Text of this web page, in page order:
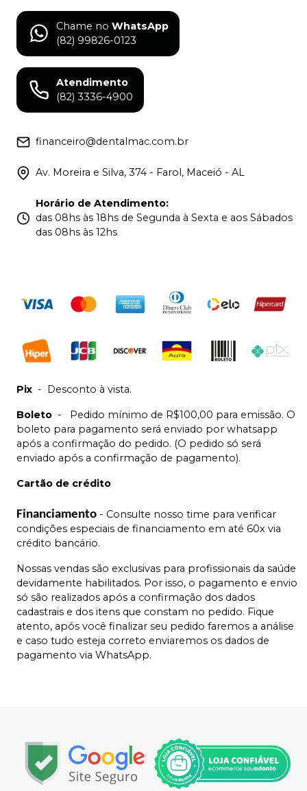
Chame no WhatsApp
(82) 99826-0123
Atendimento
(82) 3336-4900
financeiro@dentalmac.com.br
Av. Moreira e Silva, 374 - Farol, Maceió - AL
Horário de Atendimento:
das 08hs às 18hs de Segunda à Sexta e aos Sábados
das 08hs às 12hs
Pix - Desconto à vista.
Boleto -
Pedido mínimo de R$100,00 para emissão. O
boleto para pagamento será enviado por whatsapp
após a confirmação do pedido. (O pedido só será
enviado após a confirmação de pagamento).
Cartão de crédito
Financiamento - Consulte nosso time para verificar
condições especiais de financiamento em até 60x via
crédito bancário.
Nossas vendas são exclusivas para profissionais da saúde
devidamente habilitados. Por isso, o pagamento e envio
só são realizados após a confirmação dos dados
cadastrais e dos itens que constam no pedido. Fique
atento, após você finalizar seu pedido faremos a análise
e caso tudo esteja correto enviaremos os dados de
pagamento via WhatsApp.